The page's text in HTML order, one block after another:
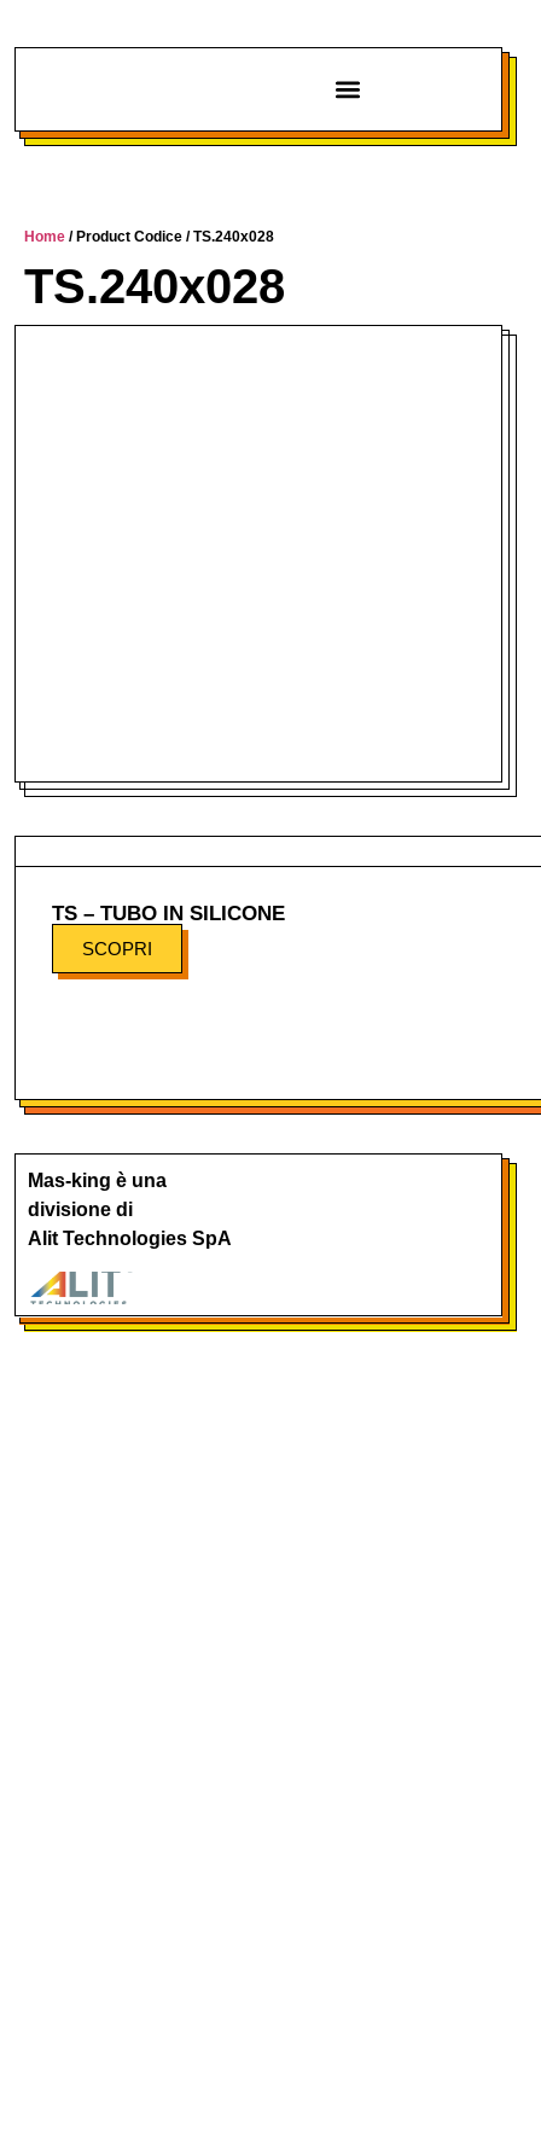
Home / Product Codice / TS.240x028
TS.240x028
TS – TUBO IN SILICONE
SCOPRI
Mas-king è una
divisione di
Alit Technologies SpA